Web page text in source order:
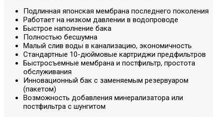
Подлинная японская мембрана последнего поколения
Работает на низком давлении в водопроводе
Быстрое наполнение бака
Полностью бесшумна
Малый слив воды в канализацию, экономичность
Стандартные 10-дюймовые картриджи предфильтров
Быстросъемные мембрана и постфильтр, простота
обслуживания
Инновационный бак с заменяемым резервуаром
(пакетом)
Возможность добавления минерализатора или
постфильтра с шунгитом